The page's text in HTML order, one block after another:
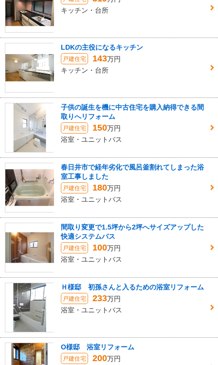
キッチン・台所
LDKの主役になるキッチン
戸建住宅 143万円
キッチン・台所
子供の誕生を機に中古住宅を購入納得できる間
取りへリフォーム
戸建住宅 150万円
浴室・ユニットバス
春日井市で経年劣化で風呂釜割れてしまった浴
室工事しました
戸建住宅 180万円
浴室・ユニットバス
間取り変更で1.5坪から2坪へサイズアップした
快適システムバス
戸建住宅 100万円
浴室・ユニットバス
Ｈ様邸 初孫さんと入るための浴室リフォーム
戸建住宅 233万円
浴室・ユニットバス
O様邸 浴室リフォーム
戸建住宅 200万円